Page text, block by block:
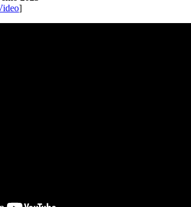
]